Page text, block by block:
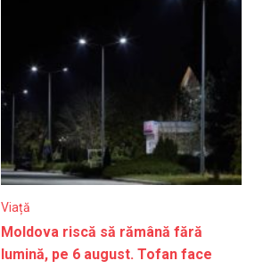
Viață
Moldova riscă să rămână fără
lumină, pe 6 august. Tofan face